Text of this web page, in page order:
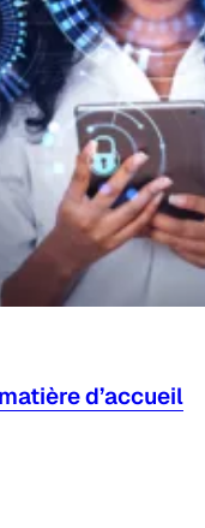
d’accueil